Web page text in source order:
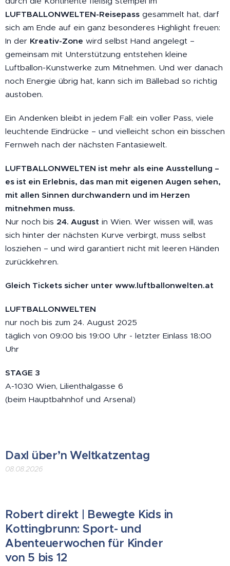
LUFTBALLONWELTEN-Reisepass gesammelt hat, darf
sich am Ende auf ein ganz besonderes Highlight freuen:
In der Kreativ-Zone wird selbst Hand angelegt –
gemeinsam mit Unterstützung entstehen kleine
Luftballon-Kunstwerke zum Mitnehmen. Und wer danach
noch Energie übrig hat, kann sich im Bällebad so richtig
austoben.
Ein Andenken bleibt in jedem Fall: ein voller Pass, viele
leuchtende Eindrücke – und vielleicht schon ein bisschen
Fernweh nach der nächsten Fantasiewelt.
LUFTBALLONWELTEN ist mehr als eine Ausstellung –
es ist ein Erlebnis, das man mit eigenen Augen sehen,
mit allen Sinnen durchwandern und im Herzen
mitnehmen muss.
Nur noch bis 24. August in Wien. Wer wissen will, was
sich hinter der nächsten Kurve verbirgt, muss selbst
losziehen – und wird garantiert nicht mit leeren Händen
zurückkehren.
Gleich Tickets sicher unter www.luftballonwelten.at
LUFTBALLONWELTEN
nur noch bis zum 24. August 2025
täglich von 09:00 bis 19:00 Uhr - letzter Einlass 18:00
Uhr
STAGE 3
A-1030 Wien, Lilienthalgasse 6
(beim Hauptbahnhof und Arsenal)
Daxl über’n Weltkatzentag
08.08.2026
Robert direkt | Bewegte Kids in
Kottingbrunn: Sport- und
Abenteuerwochen für Kinder
von 5 bis 12